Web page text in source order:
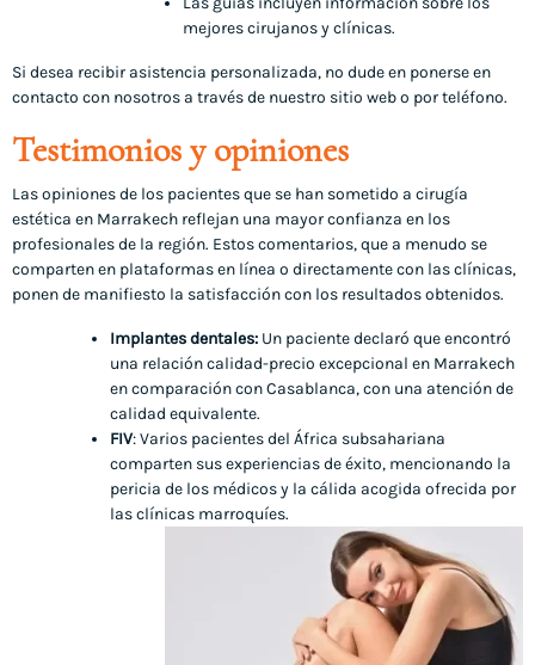
mejores cirujanos y clínicas.
Si desea recibir asistencia personalizada, no dude en ponerse en
contacto con nosotros a través de nuestro sitio web o por teléfono.
Testimonios y opiniones
Las opiniones de los pacientes que se han sometido a cirugía
estética en Marrakech reflejan una mayor confianza en los
profesionales de la región. Estos comentarios, que a menudo se
comparten en plataformas en línea o directamente con las clínicas,
ponen de manifiesto la satisfacción con los resultados obtenidos.
Implantes dentales: Un paciente declaró que encontró
una relación calidad-precio excepcional en Marrakech
en comparación con Casablanca, con una atención de
calidad equivalente.
FIV: Varios pacientes del África subsahariana
comparten sus experiencias de éxito, mencionando la
pericia de los médicos y la cálida acogida ofrecida por
las clínicas marroquíes.